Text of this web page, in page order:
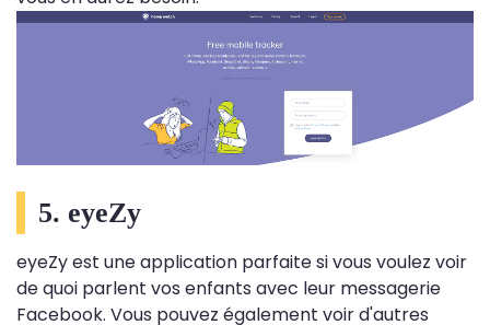
5. eyeZy
eyeZy est une application parfaite si vous voulez voir
de quoi parlent vos enfants avec leur messagerie
Facebook. Vous pouvez également voir d'autres